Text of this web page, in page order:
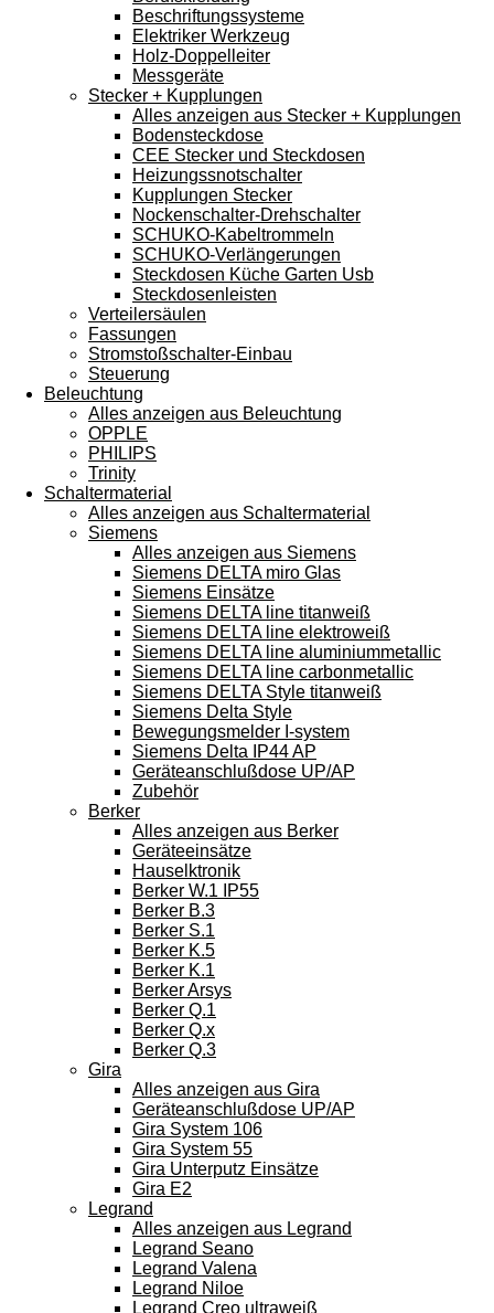
Beschriftungssysteme
Elektriker Werkzeug
Holz-Doppelleiter
Messgeräte
Stecker + Kupplungen
Alles anzeigen aus Stecker + Kupplungen
Bodensteckdose
CEE Stecker und Steckdosen
Heizungssnotschalter
Kupplungen Stecker
Nockenschalter-Drehschalter
SCHUKO-Kabeltrommeln
SCHUKO-Verlängerungen
Steckdosen Küche Garten Usb
Steckdosenleisten
Verteilersäulen
Fassungen
Stromstoßschalter-Einbau
Steuerung
Beleuchtung
Alles anzeigen aus Beleuchtung
OPPLE
PHILIPS
Trinity
Schaltermaterial
Alles anzeigen aus Schaltermaterial
Siemens
Alles anzeigen aus Siemens
Siemens DELTA miro Glas
Siemens Einsätze
Siemens DELTA line titanweiß
Siemens DELTA line elektroweiß
Siemens DELTA line aluminiummetallic
Siemens DELTA line carbonmetallic
Siemens DELTA Style titanweiß
Siemens Delta Style
Bewegungsmelder I-system
Siemens Delta IP44 AP
Geräteanschlußdose UP/AP
Zubehör
Berker
Alles anzeigen aus Berker
Geräteeinsätze
Hauselktronik
Berker W.1 IP55
Berker B.3
Berker S.1
Berker K.5
Berker K.1
Berker Arsys
Berker Q.1
Berker Q.x
Berker Q.3
Gira
Alles anzeigen aus Gira
Geräteanschlußdose UP/AP
Gira System 106
Gira System 55
Gira Unterputz Einsätze
Gira E2
Legrand
Alles anzeigen aus Legrand
Legrand Seano
Legrand Valena
Legrand Niloe
Legrand Creo ultraweiß